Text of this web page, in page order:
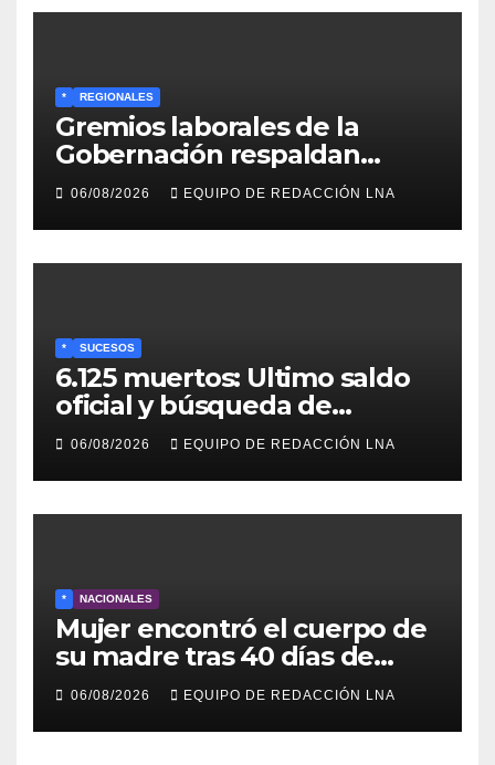
* REGIONALES
Gremios laborales de la
Gobernación respaldan
propuesta de Bono
Recreativo de 100 dólares
para jubilados, pensionados y
activos
06/08/2026 EQUIPO DE REDACCIÓN LNA
* SUCESOS
6.125 muertos: Ultimo saldo
oficial y búsqueda de
cadáveres continúa entre los
escombros
06/08/2026 EQUIPO DE REDACCIÓN LNA
* NACIONALES
Mujer encontró el cuerpo de
su madre tras 40 días de
búsqueda en Tanaguarena
06/08/2026 EQUIPO DE REDACCIÓN LNA